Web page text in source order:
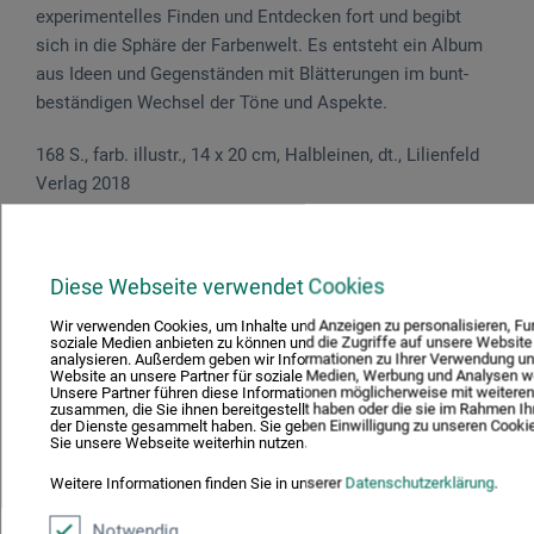
Diese Webseite verwendet Cookies
Wir verwenden Cookies, um Inhalte und Anzeigen zu personalisieren,
soziale Medien anbieten zu können und die Zugriffe auf unsere Website
analysieren. Außerdem geben wir Informationen zu Ihrer Verwendung
Website an unsere Partner für soziale Medien, Werbung und Analysen
Unsere Partner führen diese Informationen möglicherweise mit
zusammen, die Sie ihnen bereitgestellt haben oder die sie im Rahmen
der Dienste gesammelt haben. Sie geben Einwilligung zu unseren
Sie unsere Webseite weiterhin nutzen.
Weitere Informationen finden Sie in unserer Datenschutzerklärung.
experimentelles Finden und Entdecken fort und begibt
sich in die Sphäre der Farbenwelt. Es entsteht ein Album
aus Ideen und Gegenständen mit Blätterungen im bunt-
beständigen Wechsel der Töne und Aspekte.
168 S., farb. illustr., 14 x 20 cm, Halbleinen, dt., Lilienfeld
Verlag 2018